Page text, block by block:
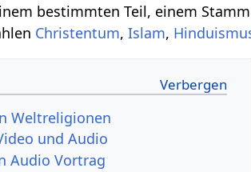
bestimmten Teil, einem
Christentum,Islam,
Weltreligionen
- Video und Audio
Weltreligion‏‎ Audio Vortrag